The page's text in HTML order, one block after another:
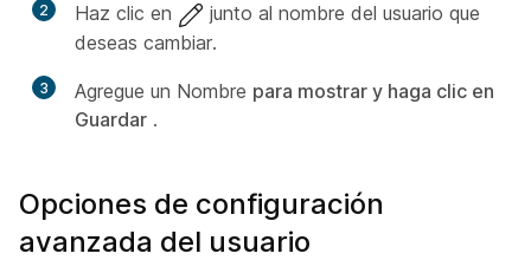
2 Haz clic en
junto al nombre del usuario que
deseas cambiar.
3 Agregue un Nombre para mostrar y haga clic en
Guardar .
Opciones de configuración
avanzada del usuario